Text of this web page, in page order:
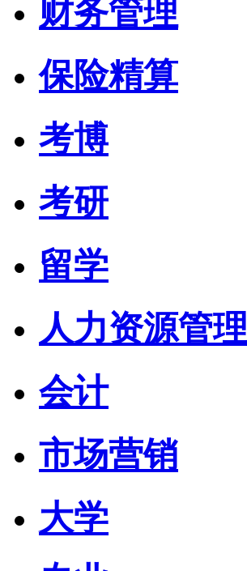
财务管理
保险精算
考博
考研
留学
人力资源管理
会计
市场营销
大学